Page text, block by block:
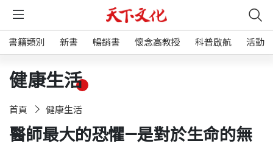
書籍類別 新書 暢銷書 懷念高教授 科普啟航 活動
健康生活
首頁 健康生活
醫師最大的恐懼—是對於生命的無